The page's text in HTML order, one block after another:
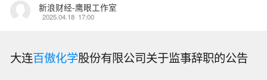
新浪财经-鹰眼工作室
2025.04.18 17:00
大连百傲化学股份有限公司关于监事辞职的公告